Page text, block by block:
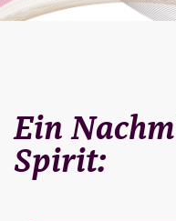
Ein
Spirit: